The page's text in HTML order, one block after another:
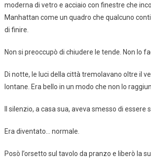
moderna di vetro e acciaio con finestre che
Manhattan come un quadro che qualcuno
di finire.
Non si preoccupò di chiudere le tende. Non lo
Di notte, le luci della città tremolavano oltre il
lontane. Era bello in un modo che non lo
Il silenzio, a casa sua, aveva smesso di essere
Era diventato… normale.
Posò l’orsetto sul tavolo da pranzo e liberò la